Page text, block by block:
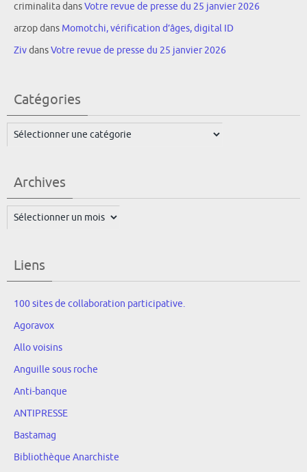
criminalitadansVotre revue de presse du 25 janvier 2026
arzopdans Momotchi, vérification d’âges, digital ID
ZivdansVotre revue de presse du 25 janvier 2026
Catégories
Catégories
Archives
Archives
Liens
100 sites de collaboration participative.
Agoravox
Allo voisins
Anguille sous roche
Anti-banque
ANTIPRESSE
Bastamag
Bibliothèque Anarchiste